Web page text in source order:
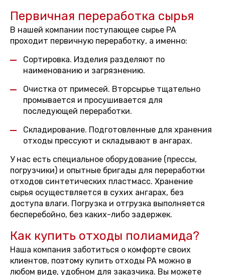
Первичная переработка сырья
В нашей компании поступающее сырье PA
проходит первичную переработку, а именно:
Сортировка. Изделия разделяют по
наименованию и загрязнению.
Очистка от примесей. Вторсырье тщательно
промывается и просушивается для
последующей переработки.
Складирование. Подготовленные для хранения
отходы прессуют и складывают в ангарах.
У нас есть специальное оборудование (прессы,
погрузчики) и опытные бригады для переработки
отходов синтетических пластмасс. Хранение
сырья осуществляется в сухих ангарах, без
доступа влаги. Погрузка и отгрузка выполняется
бесперебойно, без каких-либо задержек.
Как купить отходы полиамида?
Наша компания заботиться о комфорте своих
клиентов, поэтому купить отходы PA можно в
любом виде, удобном для заказчика. Вы можете